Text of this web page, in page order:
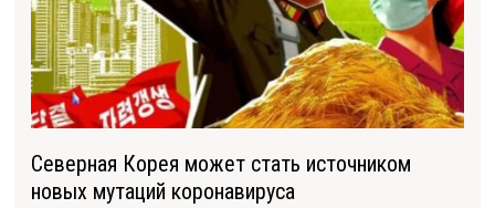
Северная Корея может стать источником
новых мутаций коронавируса